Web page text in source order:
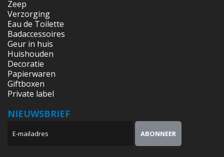
Zeep
Verzorging
Eau de Toilette
Badaccessoires
Geur in huis
Huishouden
Decoratie
Papierwaren
Giftboxen
Private label
NIEUWSBRIEF